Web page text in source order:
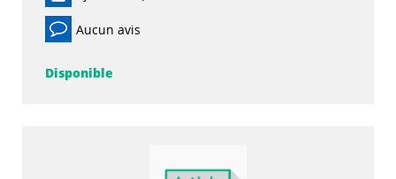
Aucun avis
Disponible